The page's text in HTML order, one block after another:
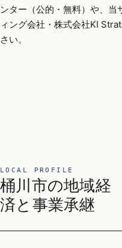
ンター（公的・無料）や、
ィング会社・株式会社KI
さい。
LOCAL PROFILE
桶川市の地域経
済と事業承継